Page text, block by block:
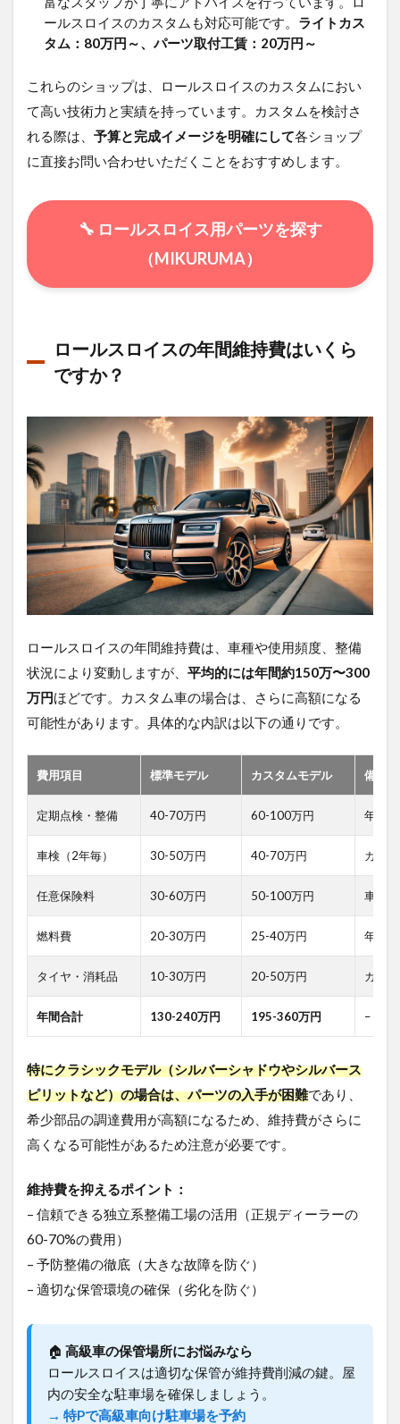
ルス
ロイ
スフ
トム
スタ
ムに
て
2.3
ルス
純正
あ
る？
1. 正規
ディー
ラー
2.3.2
2. 海外
通販サ
イト
2.4
ロー
ルス
ロイ
パー
ツリ
一覧
は？
ロー
スカ
スタ
ムパ
ーツ
おす
すめ
いて
のま
とめ
🎯 ロー
ルスロ
スタム
を成功
つのポ
イント
💎 次の
ステッ
プへ
ールスロイスのカスタムも対応可能です。 ライトカス
タム：80万円～、パーツ取付工賃：20万円～
これらのショップは、ロールスロイスのカスタムにおい
て高い技術力と実績を持っています。
カスタムを検討さ
れる際は、 予算と完成イメージを明確にして各ショップ
に直接お問い合わせいただくことをおすすめします。
🔧 ロールスロイス用パーツを探す
（MIKURUMA）
ロールスロイスの年間維持費はいくら
ですか？
ロールスロイスの年間維持費は、車種や使用頻度、整備
状況により変動しますが、 平均的には年間約150万〜300
万円ほどです。カスタム車の場合は、さらに高額になる
可能性があります。具体的な内訳は以下の通りです。
費用項目 標準モデル カスタムモデル 備考
定期点検・整備 40-70万円 60-100万円 年1-2
車検（2年毎） 30-50万円 40-70万円 カス
任意保険料 30-60万円 50-100万円 車両
燃料費 20-30万円 25-40万円 年間
タイヤ・消耗品 10-30万円 20-50万円 カス
年間合計 130-240万円 195-360万円 –
特にクラシックモデル（シルバーシャドウやシルバース
ピリットなど）の場合は、パーツの入手が困難であり、
希少部品の調達費用が高額になるため、維持費がさらに
高くなる可能性があるため注意が必要です。
維持費を抑えるポイント：
– 信頼できる独立系整備工場の活用（正規ディーラーの
60-70%の費用）
– 予防整備の徹底（大きな故障を防ぐ）
– 適切な保管環境の確保（劣化を防ぐ）
🏠 高級車の保管場所にお悩みなら
ロールスロイスは適切な保管が維持費削減の鍵。屋
内の安全な駐車場を確保しましょう。
→ 特Pで高級車向け駐車場を予約